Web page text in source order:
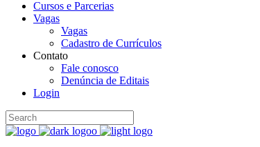
Cursos e Parcerias
Vagas
Vagas
Cadastro de Currículos
Contato
Fale conosco
Denúncia de Editais
Login